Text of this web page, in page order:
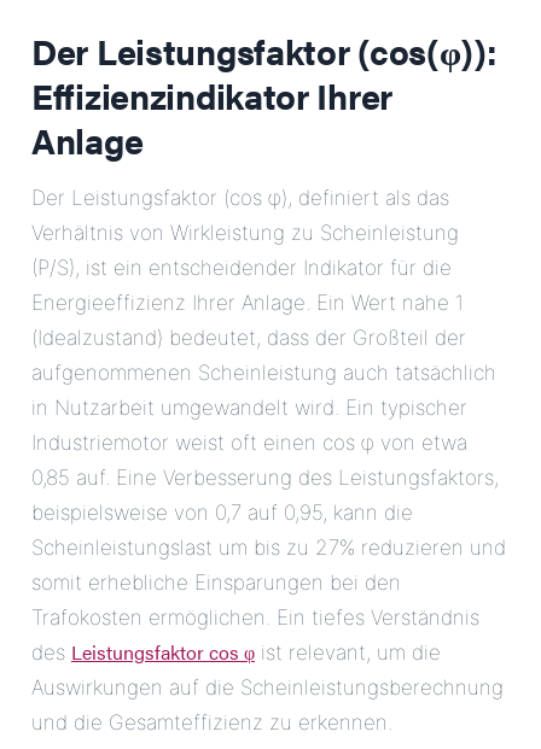
Der Leistungsfaktor (cos(φ)):
Effizienzindikator Ihrer
Anlage
Der Leistungsfaktor (cos φ), definiert als das
Verhältnis von Wirkleistung zu Scheinleistung
(P/S), ist ein entscheidender Indikator für die
Energieeffizienz Ihrer Anlage. Ein Wert nahe 1
(Idealzustand) bedeutet, dass der Großteil der
aufgenommenen Scheinleistung auch tatsächlich
in Nutzarbeit umgewandelt wird. Ein typischer
Industriemotor weist oft einen cos φ von etwa
0,85 auf. Eine Verbesserung des Leistungsfaktors,
beispielsweise von 0,7 auf 0,95, kann die
Scheinleistungslast um bis zu 27% reduzieren und
somit erhebliche Einsparungen bei den
Trafokosten ermöglichen. Ein tiefes Verständnis
des Leistungsfaktor cos φ ist relevant, um die
Auswirkungen auf die Scheinleistungsberechnung
und die Gesamteffizienz zu erkennen.